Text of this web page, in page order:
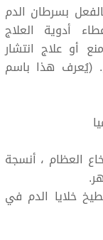
بسرطان الدم
أدوية العلاج
أو علاج انتشار
(يُعرف هذا باسم
العظام ، أنسجة
خلايا الدم في